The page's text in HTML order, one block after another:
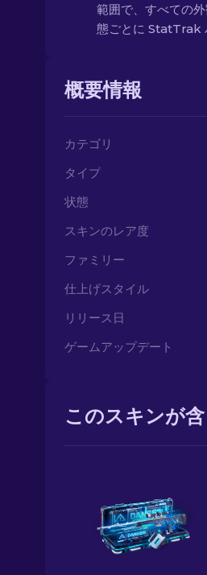
範囲で、すべての
態ごとに StatTrak
概要情報
カテゴリ
タイプ
状態
スキンのレア度
ファミリー
仕上げスタイル
リリース日
ゲームアップデート
このスキンが